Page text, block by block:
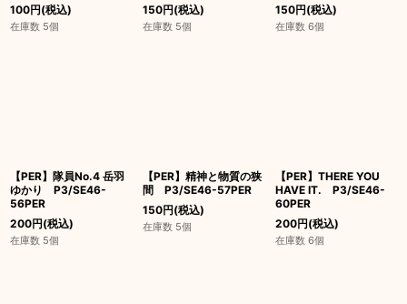
100円(税込)
在庫数 5個
150円(税込)
在庫数 5個
150円(税込)
在庫数 6個
【PER】隊員No.4 岳羽
ゆかり P3/SE46-
56PER
200円(税込)
在庫数 5個
【PER】精神と物質の狭
間 P3/SE46-57PER
150円(税込)
在庫数 5個
【PER】THERE YOU
HAVE IT. P3/SE46-
60PER
200円(税込)
在庫数 6個